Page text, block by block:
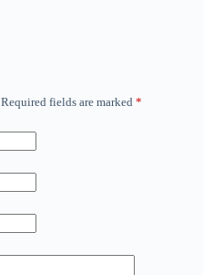
Required fields are marked *